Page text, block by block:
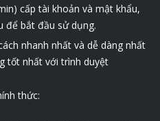
cấp tài khoản và mật khẩu,
để bắt đầu sử dụng.
nhanh nhất và dễ dàng nhất
tốt nhất với trình duyệt
thức: